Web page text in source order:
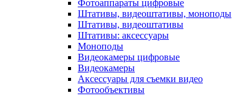
Фотоаппараты цифровые
Штативы, видеоштативы, моноподы
Штативы, видеоштативы
Штативы: аксессуары
Моноподы
Видеокамеры цифровые
Видеокамеры
Аксессуары для съемки видео
Фотообъективы